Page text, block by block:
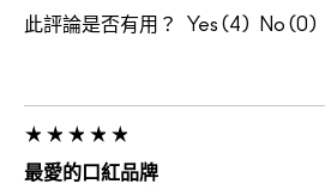
此評論是否有用？ 4 0
最愛的口紅品牌